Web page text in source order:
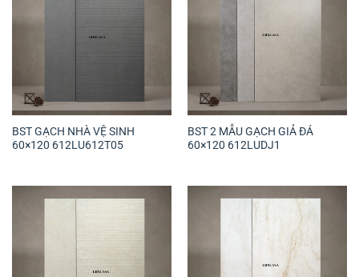
BST GẠCH NHÀ VỆ SINH
60×120 612LU612T05
BST 2 MẪU GẠCH GIẢ ĐÁ
60×120 612LUDJ1